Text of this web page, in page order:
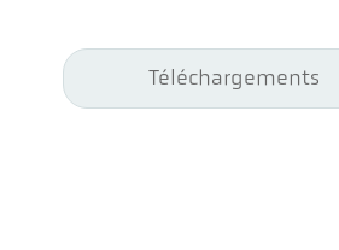
Téléchargements